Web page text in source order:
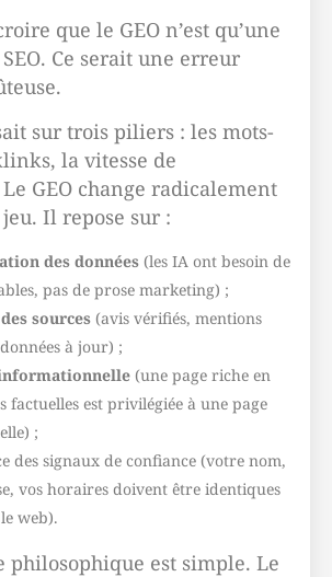
que le GEO n’est qu’une
Ce serait une erreur
sur trois piliers : les mots-
la vitesse de
GEO change radicalement
Il repose sur :
des données (les IA ont besoin de
pas de prose marketing) ;
sources (avis vérifiés, mentions
à jour) ;
(une page riche en
factuelles est privilégiée à une page
;
des signaux de confiance (votre nom,
vos horaires doivent être identiques
web).
philosophique est simple. Le